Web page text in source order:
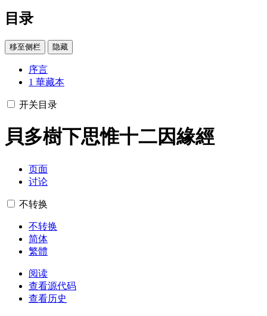
目录
移至侧栏 隐藏
序言
1 華藏本
开关目录
貝多樹下思惟十二因緣經
页面
讨论
不转换
不转换
简体
繁體
阅读
查看源代码
查看历史